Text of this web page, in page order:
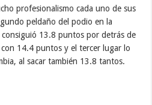
profesionalismo cada uno de sus
peldaño del podio en la
13.8 puntos por detrás de
con 14.4 puntos y el tercer lugar lo
al sacar también 13.8 tantos.